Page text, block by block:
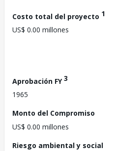
Costo total del proyecto 1
US$ 0.00 millones
Aprobación FY3
1965
Monto del Compromiso
US$ 0.00 millones
Riesgo ambiental y social